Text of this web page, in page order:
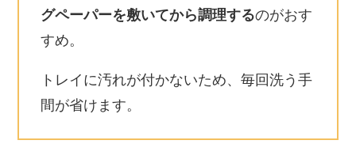
グペーパーを敷いてから調理するのがおす
すめ。
トレイに汚れが付かないため、毎回洗う手
間が省けます。